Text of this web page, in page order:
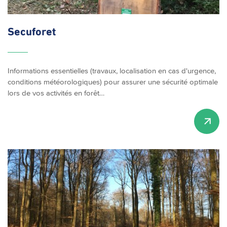
Secuforet
Informations essentielles (travaux, localisation en cas d'urgence,
conditions météorologiques) pour assurer une sécurité optimale
lors de vos activités en forêt…